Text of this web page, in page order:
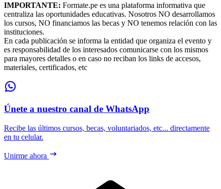
IMPORTANTE: Formate.pe es una plataforma informativa que
centraliza las oportunidades educativas. Nosotros NO desarrollamos
los cursos, NO financiamos las becas y NO tenemos relación con las
instituciones.
En cada publicación se informa la entidad que organiza el evento y
es responsabilidad de los interesados comunicarse con los mismos
para mayores detalles o en caso no reciban los links de accesos,
materiales, certificados, etc
Únete a nuestro canal de WhatsApp
Recibe las últimos cursos, becas, voluntariados, etc... directamente
en tu celular.
Unirme ahora